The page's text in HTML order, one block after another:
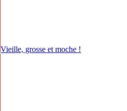
Vieille, grosse et moche !